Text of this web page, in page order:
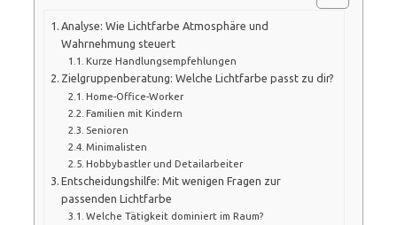
Analyse: Wie Lichtfarbe Atmosphäre und
Wahrnehmung steuert
Kurze Handlungsempfehlungen
Zielgruppenberatung: Welche Lichtfarbe passt zu dir?
Home-Office-Worker
Familien mit Kindern
Senioren
Minimalisten
Hobbybastler und Detailarbeiter
Entscheidungshilfe: Mit wenigen Fragen zur
passenden Lichtfarbe
Welche Tätigkeit dominiert im Raum?